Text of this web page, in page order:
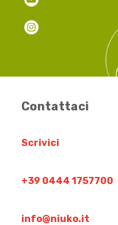
Contattaci
Scrivici
+39 0444 1757700
info@niuko.it